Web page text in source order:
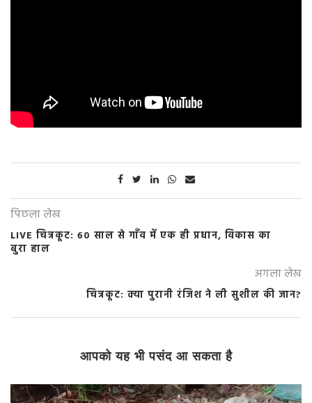
पिछला लेख
LIVE चित्रकूट: 60 साल से गाँव में एक ही प्रधान, विकास का
बुरा हाल
अगला लेख
चित्रकूट: क्या पुरानी रंजिश ने ली सुशील की जान?
आपको यह भी पसंद आ सकता है